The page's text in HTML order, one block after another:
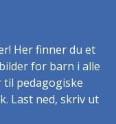
Her finner du et
for barn i alle
til pedagogiske
Last ned, skriv ut